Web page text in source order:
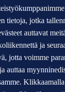
(English)
© DNV AS 2026
tietoja, jotka
auttavat
ja
jotta voimme
auttaa
Klikkaamalla